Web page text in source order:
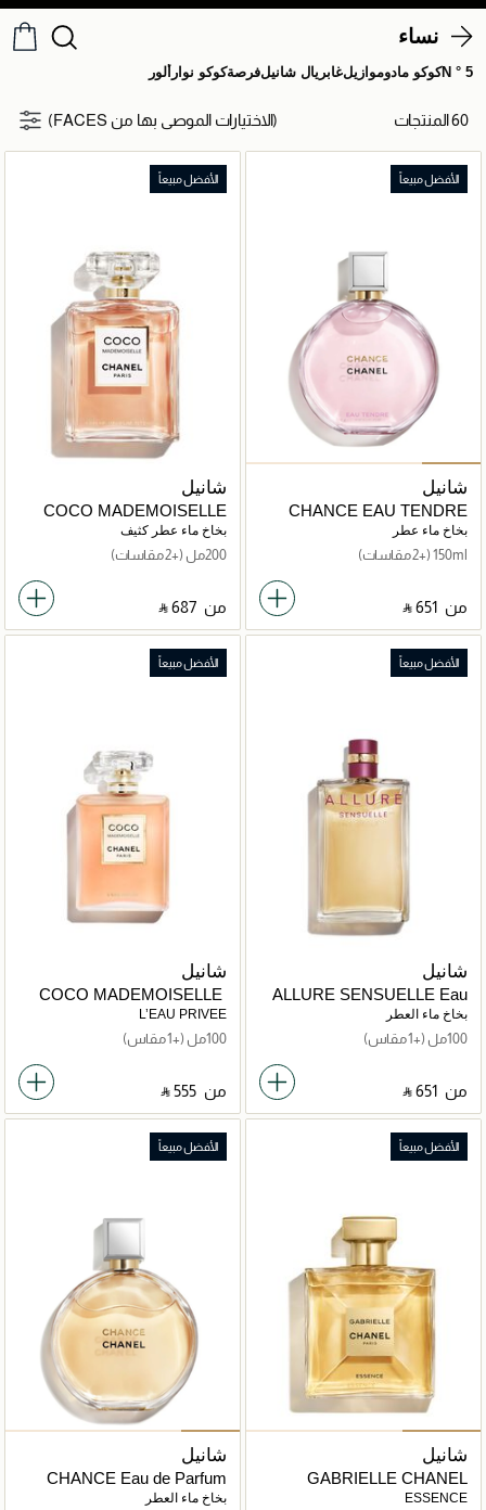
نساء
N ° 5كوكو مادوموازيلغابريال شانيلفرصةكوكو نوار ألور
60 المنتجات (الاختيارات الموصى بها من FACES)
الأفضل مبيعاً
شانيل
CHANCE EAU TENDRE
بخاخ ماء عطر
150ml (+2 مقاسات)
من ‎ ⃁ ⁦651⁩ ‎
الأفضل مبيعاً
شانيل
COCO MADEMOISELLE
بخاخ ماء عطر كثيف
200مل (+2 مقاسات)
من ‎ ⃁ ⁦687⁩ ‎
الأفضل مبيعاً
شانيل
ALLURE SENSUELLE Eau
de Parfum Vaporisateur
بخاخ ماء العطر
100مل (+1 مقاس)
من ‎ ⃁ ⁦651⁩ ‎
الأفضل مبيعاً
شانيل
COCO MADEMOISELLE
L’EAU PRIVEE
100مل (+1 مقاس)
من ‎ ⃁ ⁦555⁩ ‎
الأفضل مبيعاً
شانيل
GABRIELLE CHANEL
ESSENCE
الأفضل مبيعاً
شانيل
CHANCE Eau de Parfum
Vaporisateur
بخاخ ماء العطر